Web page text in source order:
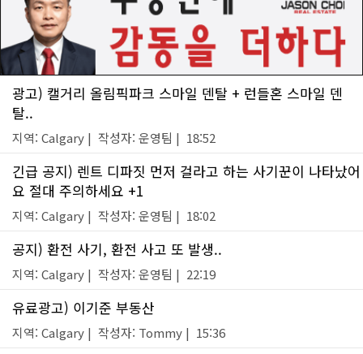
광고) 캘거리 올림픽파크 스마일 덴탈 + 런들혼 스마일 덴
탈..
지역: Calgary | 작성자: 운영팀 | 18:52
긴급 공지) 렌트 디파짓 먼저 걸라고 하는 사기꾼이 나타났어
요 절대 주의하세요 +1
지역: Calgary | 작성자: 운영팀 | 18:02
공지) 환전 사기, 환전 사고 또 발생..
지역: Calgary | 작성자: 운영팀 | 22:19
유료광고) 이기준 부동산
지역: Calgary | 작성자: Tommy | 15:36